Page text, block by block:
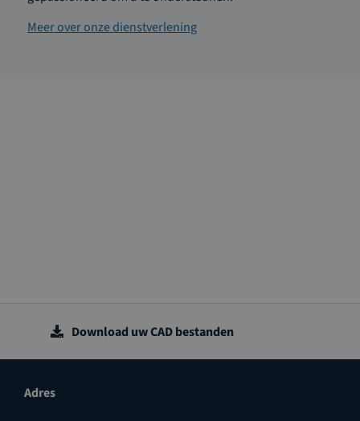
Meer over onze dienstverlening
Download uw CAD bestanden
Adres